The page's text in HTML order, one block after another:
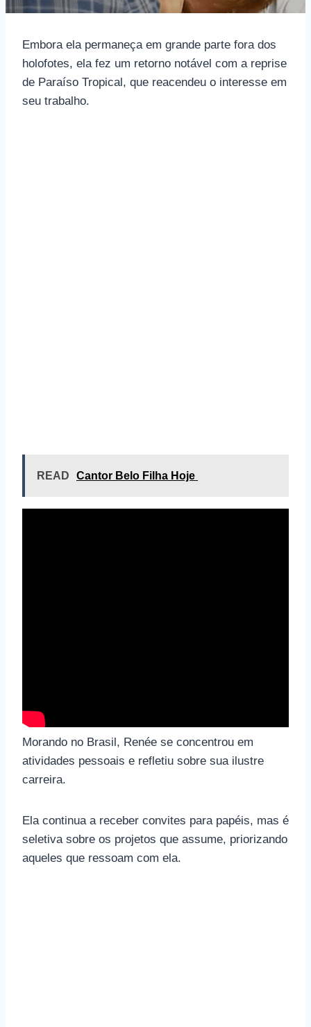
Embora ela permaneça em grande parte fora dos
holofotes, ela fez um retorno notável com a reprise
de Paraíso Tropical, que reacendeu o interesse em
seu trabalho.
READ Cantor Belo Filha Hoje
Morando no Brasil, Renée se concentrou em
atividades pessoais e refletiu sobre sua ilustre
carreira.
Ela continua a receber convites para papéis, mas é
seletiva sobre os projetos que assume, priorizando
aqueles que ressoam com ela.